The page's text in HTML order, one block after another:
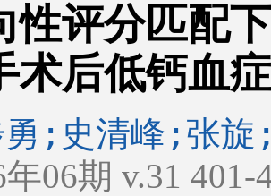
性评分匹配
术后低钙血
勇;史清峰;张
年06期 v.31